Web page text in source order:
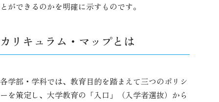
とができるのかを明確に示すものです。
カリキュラム・マップとは
各学部・学科では、教育目的を踏まえて三つのポリシ
ーを策定し、大学教育の「入口」（入学者選抜）から